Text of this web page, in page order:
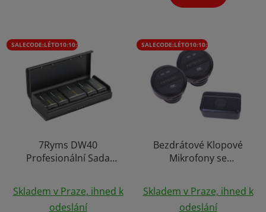
SALECODE:LÉTO10:10:%
7Ryms DW40
Profesionální Sada
Mikrofonu Audio, 4
Mikrofony, 4
hodnocení
Skladem v Praze, ihned k
odeslání
SALECODE:LÉTO10:10:%
Bezdrátové Klopové
Mikrofony se
Potlačením Šumu
Okamžitá Odezva s
hodnocení
Skladem v Praze, ihned k
odeslání